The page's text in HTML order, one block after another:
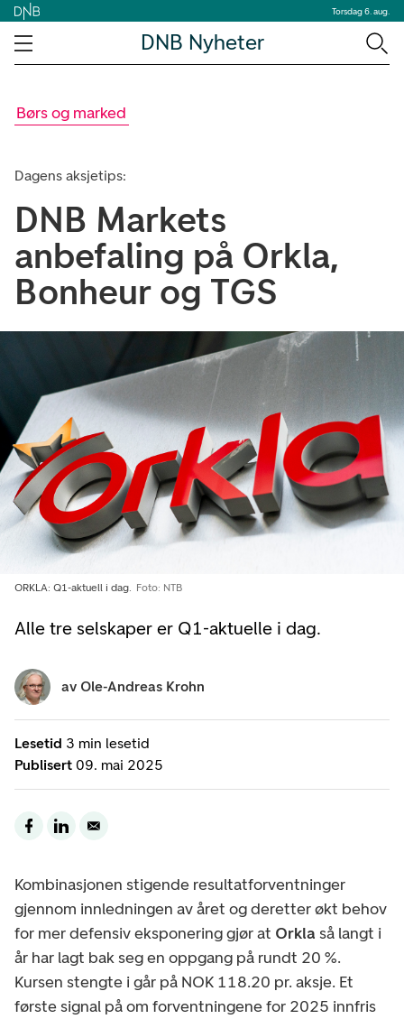
Torsdag 6. aug.
DNB Nyheter
Børs og marked
Dagens aksjetips:
DNB Markets
anbefaling på Orkla,
Bonheur og TGS
Alle tre selskaper er Q1-aktuelle i dag.
ORKLA: Q1-aktuell i dag. Foto: NTB
Lesetid 3 min lesetid
Publisert 09. mai 2025
av Ole-Andreas Krohn
Kombinasjonen stigende resultatforventninger
gjennom innledningen av året og deretter økt behov
for mer defensiv eksponering gjør at Orkla så langt i
år har lagt bak seg en oppgang på rundt 20 %.
Kursen stengte i går på NOK 118.20 pr. aksje. Et
første signal på om forventningene for 2025 innfris